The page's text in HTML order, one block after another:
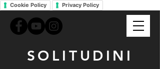
Cookie Policy Privacy Policy
SOLITUDINI